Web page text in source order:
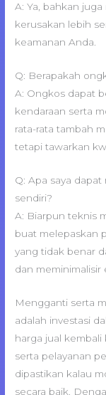
A: Ya, bahkan
kerusakan lebih
keamanan Anda.
Q: Berapakah
A: Ongkos dapat
kendaraan serta
rata-rata tambah
tetapi tawarkan
Q: Apa saya
sendiri?
A: Biarpun teknis
buat melepaskan
yang tidak benar
dan meminimalisir
Mengganti serta
adalah investasi
harga jual kembali
serta pelayanan
dipastikan kalau
secara baik.